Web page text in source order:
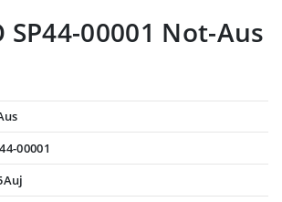
SP44-00001 Not-Aus
00001